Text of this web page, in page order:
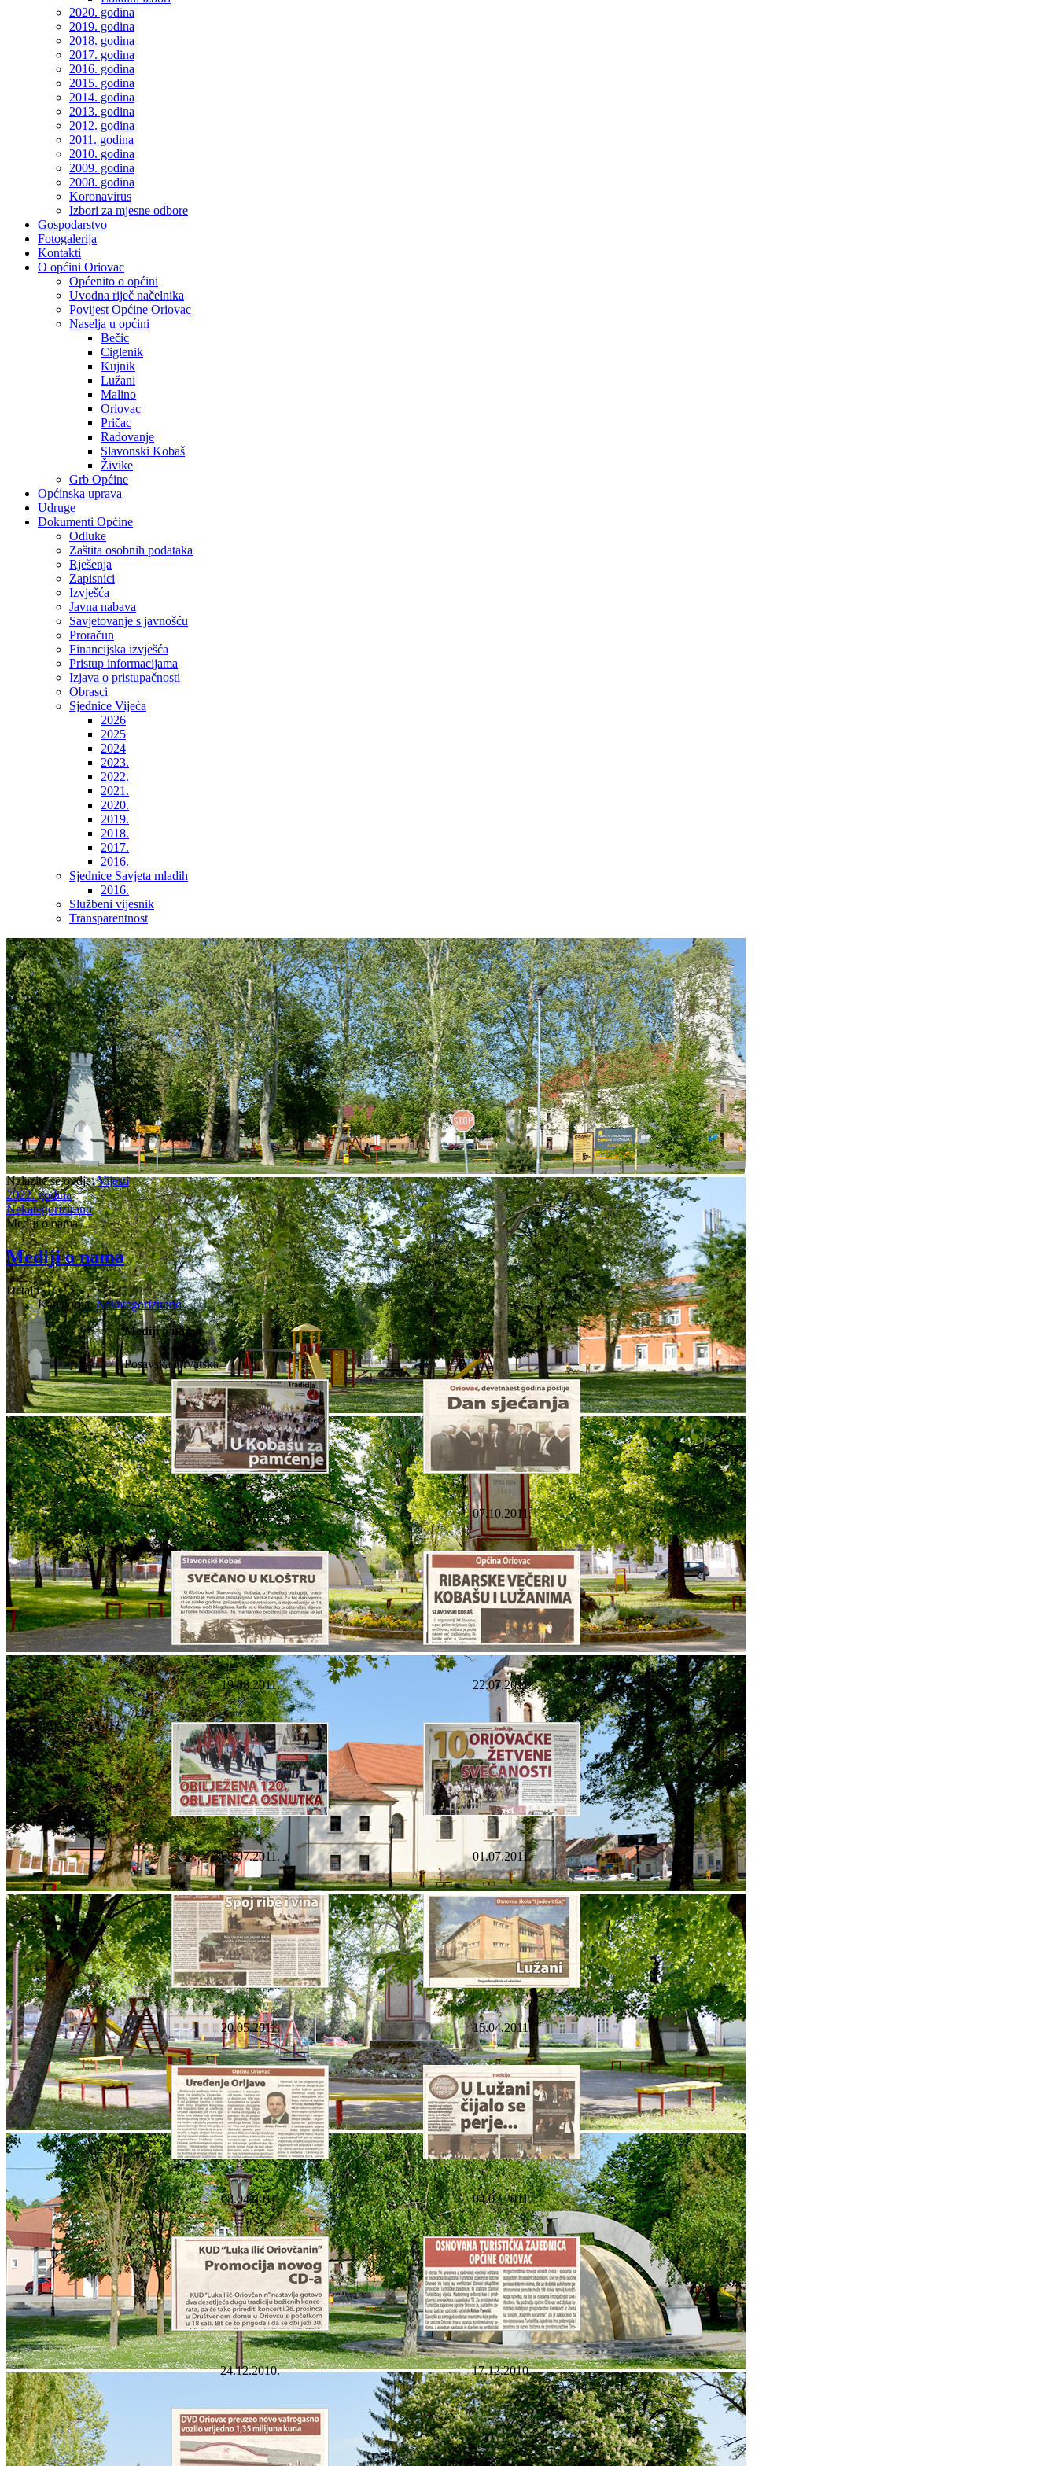
2020. godina
2019. godina
2018. godina
2017. godina
2016. godina
2015. godina
2014. godina
2013. godina
2012. godina
2011. godina
2010. godina
2009. godina
2008. godina
Koronavirus
Izbori za mjesne odbore
Gospodarstvo
Fotogalerija
Kontakti
O općini Oriovac
Općenito o općini
Uvodna riječ načelnika
Povijest Općine Oriovac
Naselja u općini
Bečic
Ciglenik
Kujnik
Lužani
Malino
Oriovac
Pričac
Radovanje
Slavonski Kobaš
Živike
Grb Općine
Općinska uprava
Udruge
Dokumenti Općine
Odluke
Zaštita osobnih podataka
Rješenja
Zapisnici
Izvješća
Javna nabava
Savjetovanje s javnošću
Proračun
Financijska izvješća
Pristup informacijama
Izjava o pristupačnosti
Obrasci
Sjednice Vijeća
2026
2025
2024
2023.
2022.
2021.
2020.
2019.
2018.
2017.
2016.
Sjednice Savjeta mladih
2016.
Službeni vijesnik
Transparentnost
Nalazite se ovdje:Vijesti
2022. godina
Nekategorizirano
Mediji o nama
Mediji o nama
Detalji
Kategorija:Nekategorizirano
Mediji o nama
Posavska Hrvatska
07.10.2011. 07.10.2011.
19.08.2011. 22.07.2011.
08.07.2011. 01.07.2011.
20.05.2011. 15.04.2011.
08.04.2011. 04.02.2011.
24.12.2010. 17.12.2010.